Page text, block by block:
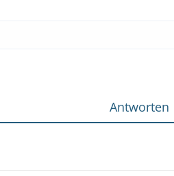
Antworten